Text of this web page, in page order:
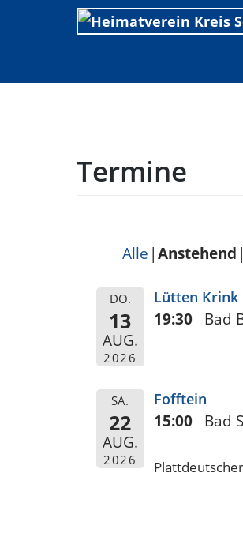
Termine
Alle Anstehend
DO.
13
AUG.
2026
Lütten Krink
19:30 Bad
SA.
22
AUG.
2026
Fofftein
15:00 Bad